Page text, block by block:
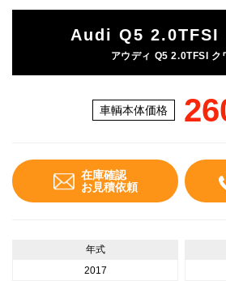
Audi Q5
アウディ Q5 2.0TFSI ク
車輌本体価格
在庫確認
お見積依頼
年式
2017